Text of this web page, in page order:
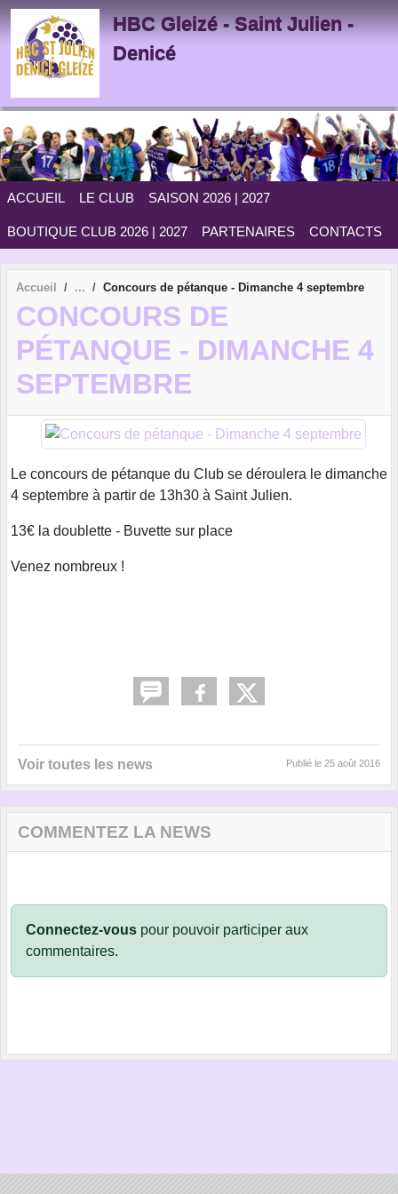
HBC Gleizé - Saint Julien -
Denicé
ACCUEIL LE CLUB SAISON 2026 | 2027
BOUTIQUE CLUB 2026 | 2027 PARTENAIRES CONTACTS
Accueil Concours de pétanque - Dimanche 4 septembre
CONCOURS DE
PÉTANQUE - DIMANCHE 4
SEPTEMBRE
Le concours de pétanque du Club se déroulera le dimanche
4 septembre à partir de 13h30 à Saint Julien.
13€ la doublette - Buvette sur place
Venez nombreux !
Voir toutes les news Publié le 25 août 2016
COMMENTEZ LA NEWS
Connectez-vous pour pouvoir participer aux
commentaires.
Panneau de gestion des cookies